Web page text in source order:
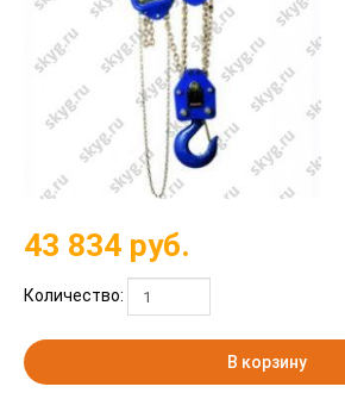
43 834 руб.
Количество:
В корзину